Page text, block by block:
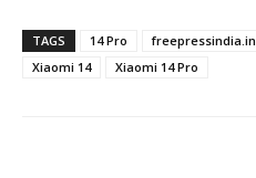
TAGS 14 Pro freepressindia.in
Xiaomi 14
Xiaomi 14 Pro